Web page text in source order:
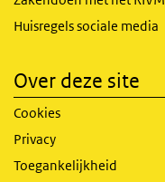
Huisregels sociale media
Over deze site
Cookies
Privacy
Toegankelijkheid